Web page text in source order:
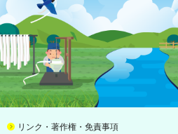
リンク・著作権・免責事項